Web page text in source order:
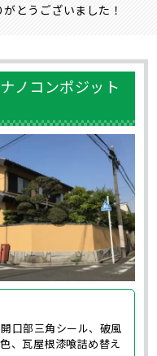
とうございました！
ノコンポジット
口部三角シール、破風
、瓦屋根漆喰詰め替え